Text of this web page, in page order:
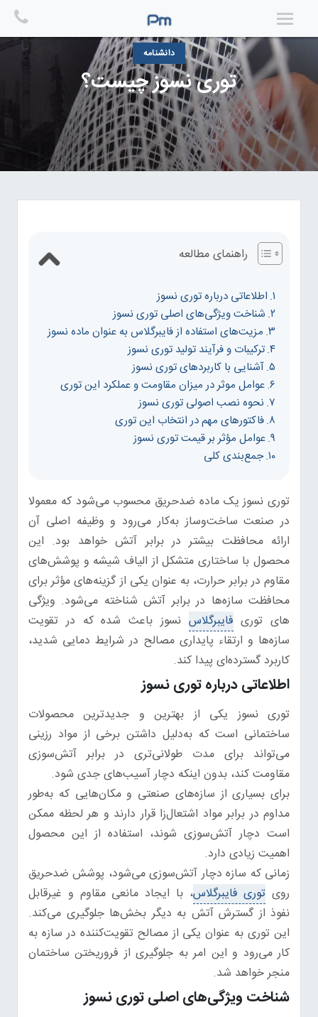
content
دانشنامه
توری نسوز چیست؟
راهنمای مطالعه
اطلاعاتی درباره توری نسوز
شناخت ویژگی‌های اصلی توری نسوز
مزیت‌های استفاده از فایبرگلاس به عنوان ماده نسوز
ترکیبات و فرآیند تولید توری نسوز
آشنایی با کاربردهای توری نسوز
عوامل موثر در میزان مقاومت و عملکرد این توری
نحوه نصب اصولی توری نسوز
فاکتورهای مهم در انتخاب این توری
عوامل مؤثر بر قیمت توری نسوز
جمع‌بندی کلی
توری نسوز یک ماده ضدحریق محسوب می‌شود که معمولا
در صنعت ساخت‌وساز به‌کار می‌رود و وظیفه اصلی آن
ارائه محافظت بیشتر در برابر آتش خواهد بود. این
محصول با ساختاری متشکل از الیاف شیشه و پوشش‌های
مقاوم در برابر حرارت، به عنوان یکی از گزینه‌های مؤثر برای
محافظت سازه‌ها در برابر آتش شناخته می‌شود. ویژگی
های توری فایبرگلاس نسوز باعث شده که در تقویت
سازه‌ها و ارتقاء پایداری مصالح در شرایط دمایی شدید،
کاربرد گسترده‌ای پیدا کند.
اطلاعاتی درباره توری نسوز
توری نسوز یکی از بهترین و جدیدترین محصولات
ساختمانی است که به‌دلیل داشتن برخی از مواد رزینی
می‌تواند برای مدت طولانی‌تری در برابر آتش‌سوزی
مقاومت کند، بدون اینکه دچار آسیب‌های جدی شود.
برای بسیاری از سازه‌های صنعتی و مکان‌هایی که به‌طور
مداوم در برابر مواد اشتعال‌زا قرار دارند و هر لحظه ممکن
است دچار آتش‌سوزی شوند، استفاده از این محصول
اهمیت زیادی دارد.
زمانی که سازه دچار آتش‌سوزی می‌شود، پوشش ضدحریق
روی توری فایبرگلاس، با ایجاد مانعی مقاوم و غیرقابل
نفوذ از گسترش آتش به دیگر بخش‌ها جلوگیری می‌کند.
این توری به عنوان یکی از مصالح تقویت‌کننده در سازه به
کار می‌رود و این امر به جلوگیری از فروریختن ساختمان
منجر خواهد شد.
شناخت ویژگی‌های اصلی توری نسوز